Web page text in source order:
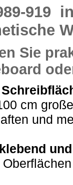
919
Sie
cm
und